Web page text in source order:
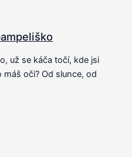
už se káča točí, kde jsi
oči? Od slunce, od